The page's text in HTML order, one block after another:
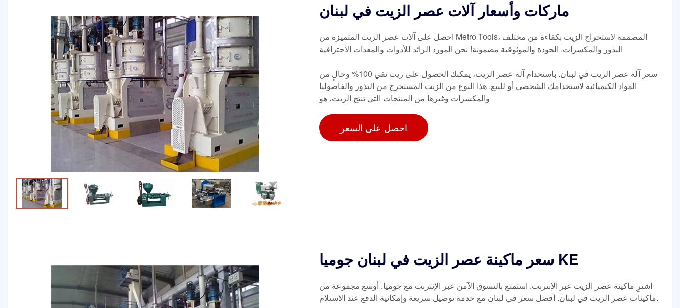
ماركات وأسعار آلات عصر الزيت في لبنان
احصل على آلات عصر الزيت المتميزة من Metro Tools، المصممة لاستخراج الزيت بكفاءة من مختلف
البذور والمكسرات. الجودة والموثوقية مضمونة! نحن المورد الرائد للأدوات والمعدات الاحترافية
سعر آلة عصر الزيت في لبنان. باستخدام آلة عصر الزيت، يمكنك الحصول على زيت نقي 100% وخالٍ من
المواد الكيميائية لاستخدامك الشخصي أو للبيع. هذا النوع من الزيت المستخرج من البذور والفاصوليا
والمكسرات وغيرها من المنتجات التي تنتج الزيت، هو
احصل على السعر
سعر ماكينة عصر الزيت في لبنان جوميا KE
اشترِ ماكينة عصر الزيت عبر الإنترنت. استمتع بالتسوق الآمن عبر الإنترنت مع جوميا. أوسع مجموعة من
ماكينات عصر الزيت في لبنان. أفضل سعر في لبنان مع خدمة توصيل سريعة وإمكانية الدفع عند الاستلام.